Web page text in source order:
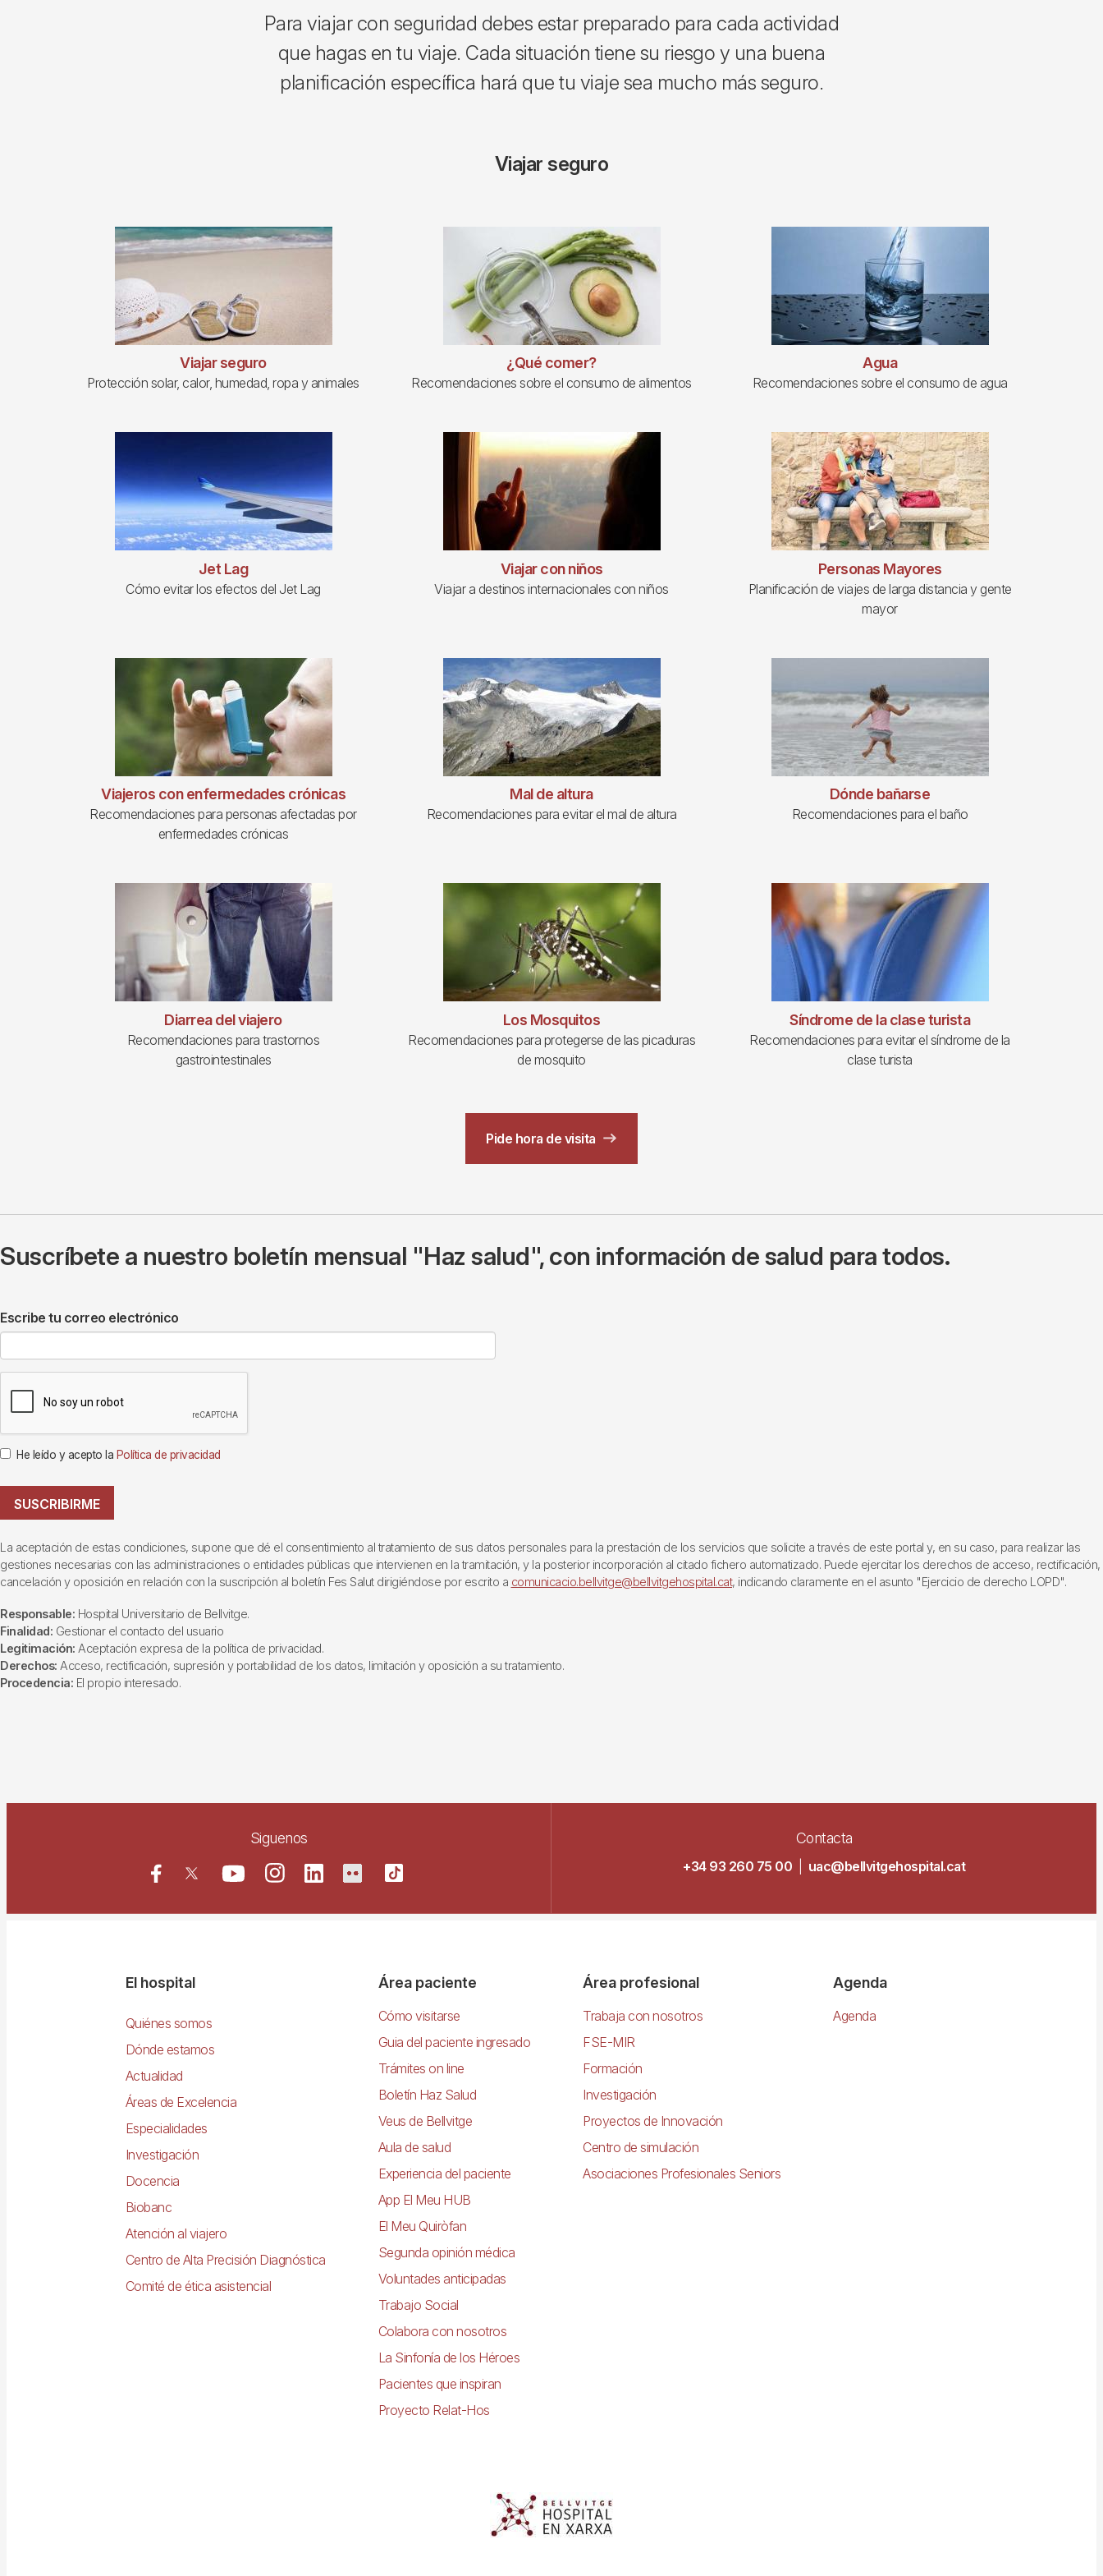
Para viajar con seguridad debes estar preparado para cada actividad
que hagas en tu viaje. Cada situación tiene su riesgo y una buena
planificación específica hará que tu viaje sea mucho más seguro.
Viajar seguro
Viajar seguro
Protección solar, calor, humedad, ropa y animales
¿Qué comer?
Recomendaciones sobre el consumo de alimentos
Agua
Recomendaciones sobre el consumo de agua
Jet Lag
Cómo evitar los efectos del Jet Lag
Viajar con niños
Viajar a destinos internacionales con niños
Personas Mayores
Planificación de viajes de larga distancia y gente
mayor
Viajeros con enfermedades crónicas
Recomendaciones para personas afectadas por
enfermedades crónicas
Mal de altura
Recomendaciones para evitar el mal de altura
Dónde bañarse
Recomendaciones para el baño
Diarrea del viajero
Recomendaciones para trastornos
gastrointestinales
Los Mosquitos
Recomendaciones para protegerse de las picaduras
de mosquito
Síndrome de la clase turista
Recomendaciones para evitar el síndrome de la
clase turista
Pide hora de visita
Suscríbete a nuestro boletín mensual "Haz salud", con información de salud para todos.
Escribe tu correo electrónico
He leído y acepto la Política de privacidad
SUSCRIBIRME
La aceptación de estas condiciones, supone que dé el consentimiento al tratamiento de sus datos personales para la prestación de los servicios que solicite a través de este portal y, en su caso, para realizar las
gestiones necesarias con las administraciones o entidades públicas que intervienen en la tramitación, y la posterior incorporación al citado fichero automatizado. Puede ejercitar los derechos de acceso, rectificación,
cancelación y oposición en relación con la suscripción al boletín Fes Salut dirigiéndose por escrito a comunicacio.bellvitge@bellvitgehospital.cat, indicando claramente en el asunto "Ejercicio de derecho LOPD".
Responsable: Hospital Universitario de Bellvitge.
Finalidad: Gestionar el contacto del usuario
Legitimación: Aceptación expresa de la política de privacidad.
Derechos: Acceso, rectificación, supresión y portabilidad de los datos, limitación y oposición a su tratamiento.
Procedencia: El propio interesado.
Siguenos Contacta
+34 93 260 75 00 uac@bellvitgehospital.cat
NavegacióEl hospital
Quiénes somos
Dónde estamos
Actualidad
Áreas de Excelencia
Especialidades
Investigación
Docencia
Biobanc
Atención al viajero
Centro de Alta Precisión Diagnóstica
Comité de ética asistencial
Área paciente
Cómo visitarse
Guia del paciente ingresado
Trámites on line
Boletín Haz Salud
Veus de Bellvitge
Aula de salud
Experiencia del paciente
App El Meu HUB
El Meu Quiròfan
Segunda opinión médica
Voluntades anticipadas
Trabajo Social
Colabora con nosotros
La Sinfonía de los Héroes
Pacientes que inspiran
Proyecto Relat-Hos
Área profesional
Trabaja con nosotros
FSE-MIR
Formación
Investigación
Proyectos de Innovación
Centro de simulación
Asociaciones Profesionales Seniors
Agenda
Agenda